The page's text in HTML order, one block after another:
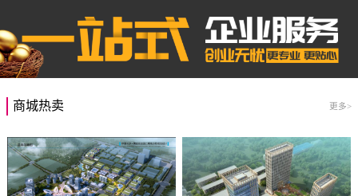
商城热卖 更多>